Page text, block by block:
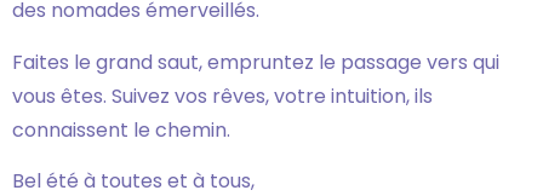
des nomades émerveillés.
Faites le grand saut, empruntez le passage vers qui
vous êtes. Suivez vos rêves, votre intuition, ils
connaissent le chemin.
Bel été à toutes et à tous,